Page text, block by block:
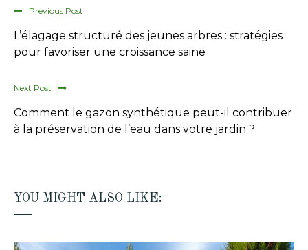
Previous Post
L’élagage structuré des jeunes arbres : stratégies
pour favoriser une croissance saine
Next Post
Comment le gazon synthétique peut-il contribuer
à la préservation de l’eau dans votre jardin ?
YOU MIGHT ALSO LIKE: